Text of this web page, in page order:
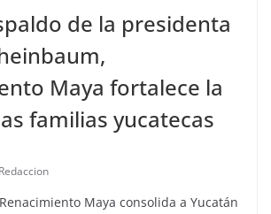
de la presidenta
Maya fortalece la
familias yucatecas
Redaccion
Maya consolida a Yucatán